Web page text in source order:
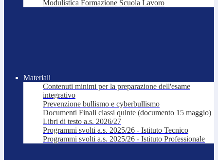
Modulistica Formazione Scuola Lavoro
Materiali
Contenuti minimi per la preparazione dell'esame
integrativo
Prevenzione bullismo e cyberbullismo
Documenti Finali classi quinte (documento 15 maggio)
Libri di testo a.s. 2026/27
Programmi svolti a.s. 2025/26 - Istituto Tecnico
Programmi svolti a.s. 2025/26 - Istituto Professionale